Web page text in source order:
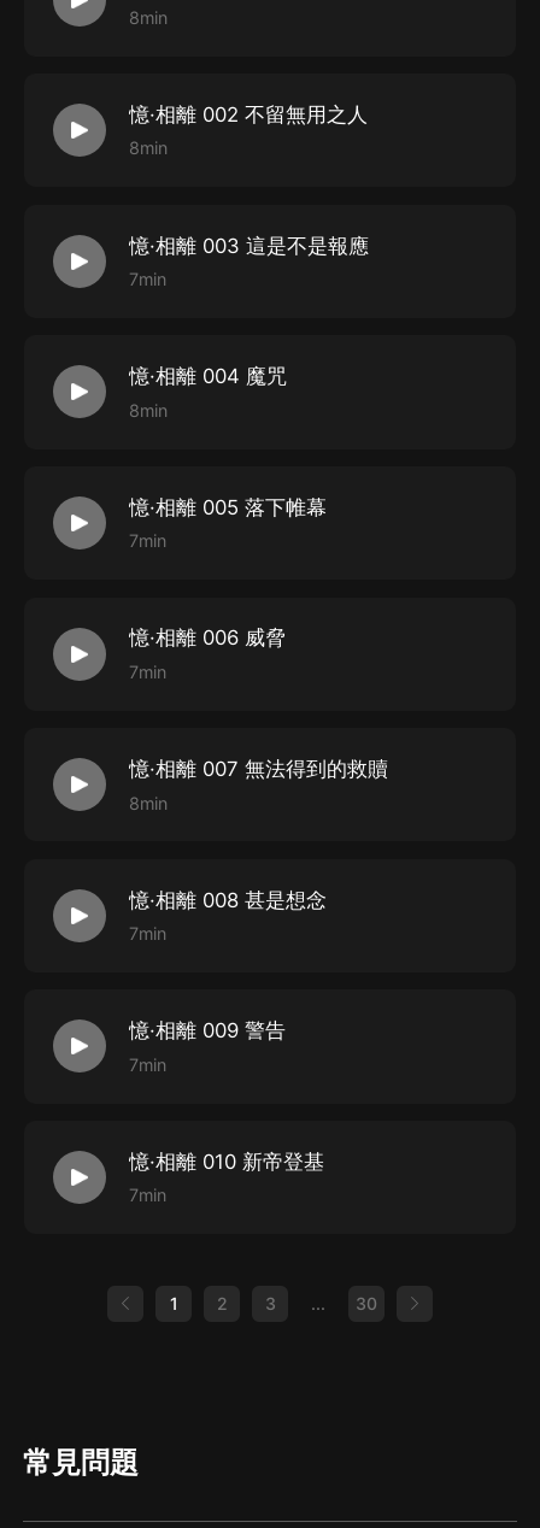
8min
憶·相離 002 不留無用之人
8min
憶·相離 003 這是不是報應
7min
憶·相離 004 魔咒
8min
憶·相離 005 落下帷幕
7min
憶·相離 006 威脅
7min
憶·相離 007 無法得到的救贖
8min
憶·相離 008 甚是想念
7min
憶·相離 009 警告
7min
憶·相離 010 新帝登基
7min
1 2 3 ... 30
常見問題